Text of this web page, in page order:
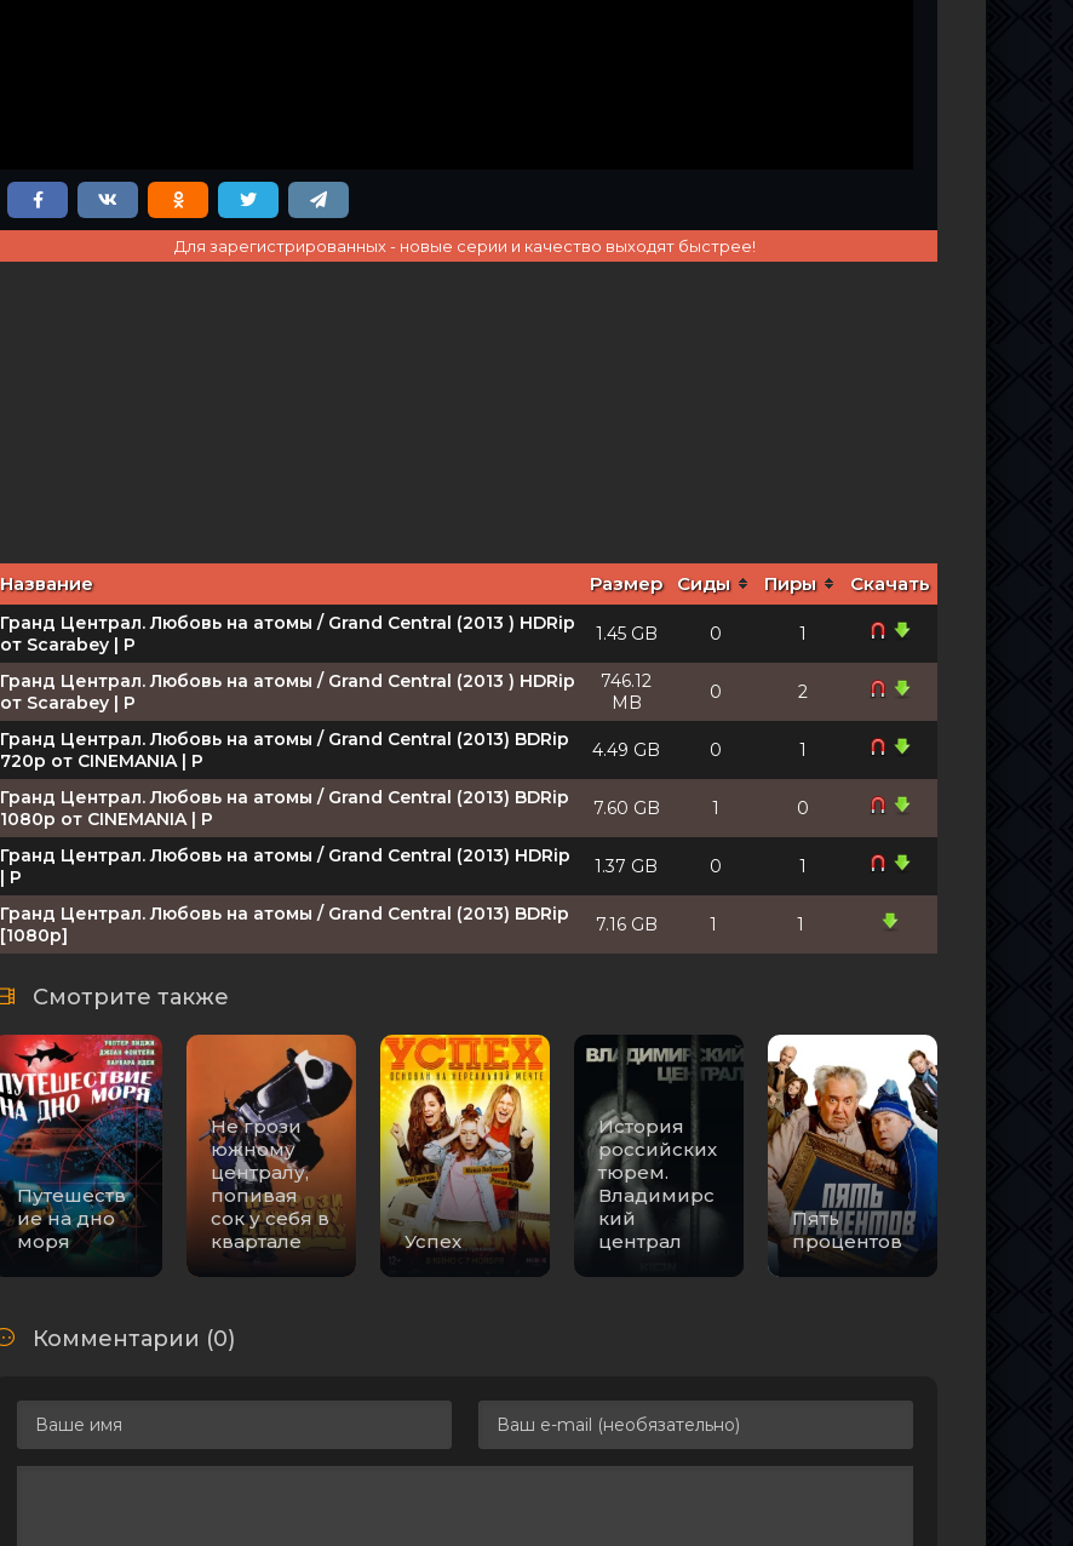
Для зарегистрированных - новые серии и качество выходят быстрее!
Название Размер Сиды Пиры Скачать
Гранд Централ. Любовь на атомы / Grand Central (2013 ) HDRip
от Scarabey | P
1.45 GB 0 1
Гранд Централ. Любовь на атомы / Grand Central (2013 ) HDRip
от Scarabey | P
746.12
MB
0 2
Гранд Централ. Любовь на атомы / Grand Central (2013) BDRip
720p от CINEMANIA | P
4.49 GB 0 1
Гранд Централ. Любовь на атомы / Grand Central (2013) BDRip
1080p от CINEMANIA | P
7.60 GB 1 0
Гранд Централ. Любовь на атомы / Grand Central (2013) HDRip
| P
1.37 GB 0 1
Гранд Централ. Любовь на атомы / Grand Central (2013) BDRip
[1080p]
7.16 GB 1 1
Смотрите также
Путешеств
ие на дно
моря
Не грози
южному
централу,
попивая
сок у себя в
квартале
Успех
История
российских
тюрем.
Владимирс
кий
централ
Пять
процентов
Комментарии (0)